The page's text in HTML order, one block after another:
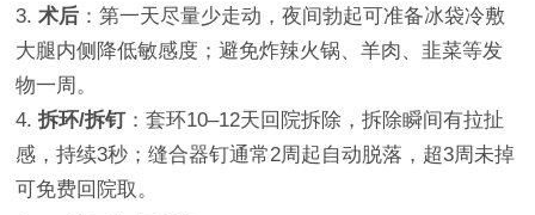
3.术后 ：第一天尽量少走动，夜间勃起可准备冰袋冷敷
大腿内侧降低敏感度；避免炸辣火锅、羊肉、韭菜等发
物一周。
4.拆环/拆钉：套环10–12天回院拆除，拆除瞬间有拉扯
感，持续3秒；缝合器钉通常2周起自动脱落，超3周未掉
可免费回院取。